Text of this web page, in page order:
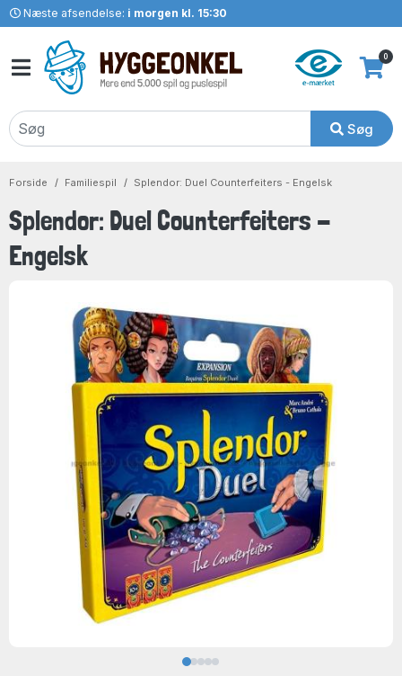
Næste afsendelse: i morgen kl. 15:30
Søg
0
Forside Familiespil Splendor: Duel Counterfeiters - Engelsk
Splendor: Duel Counterfeiters -
Engelsk